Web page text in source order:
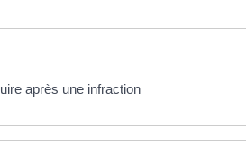
après une infraction